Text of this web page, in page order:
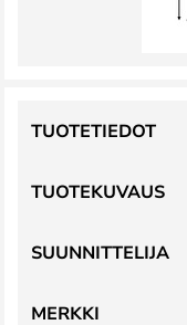
TUOTEKUVAUS
TUOTETIEDOT
SUUNNITTELIJA
MERKKI